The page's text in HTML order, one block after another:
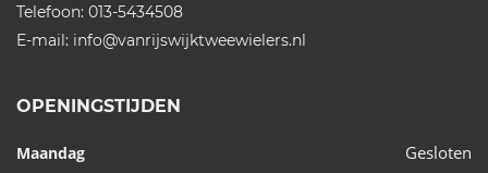
Telefoon: 013-5434508
E-mail: info@vanrijswijktweewielers.nl
OPENINGSTIJDEN
Maandag Gesloten